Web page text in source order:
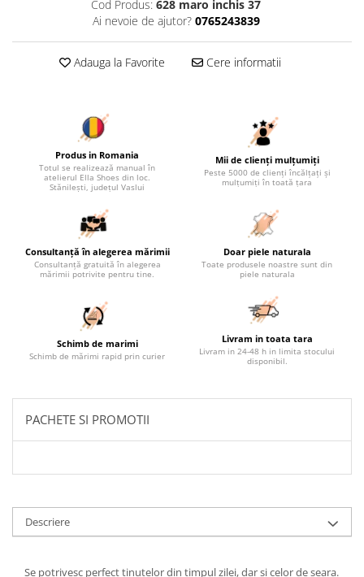
Cod Produs: 628 maro inchis 37
Ai nevoie de ajutor? 0765243839
Adauga la Favorite Cere informatii
Produs in Romania
Totul se realizează manual în
atelierul Ella Shoes din loc.
Stănilești, județul Vaslui
Mii de clienți mulțumiți
Peste 5000 de clienți încălțați și
mulțumiți în toată țara
Consultanță în alegerea mărimii
Consultanță gratuită în alegerea
mărimii potrivite pentru tine.
Doar piele naturala
Toate produsele noastre sunt din
piele naturala
Schimb de marimi
Schimb de mărimi rapid prin curier
Livram in toata tara
Livram in 24-48 h in limita stocului
disponibil.
PACHETE SI PROMOTII
Descriere
Se potrivesc perfect tinutelor din timpul zilei, dar si celor de seara.